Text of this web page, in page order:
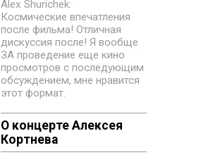
Alex Shurichek:
Космические впечатления
после фильма! Отличная
дискуссия после! Я вообще
ЗА проведение еще кино
просмотров с последующим
обсуждением, мне нравится
этот формат.
О концерте Алексея
Кортнева